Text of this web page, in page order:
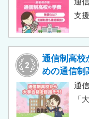
通
支
目
や
ら
う
通信制高校
めの通信制
通
「